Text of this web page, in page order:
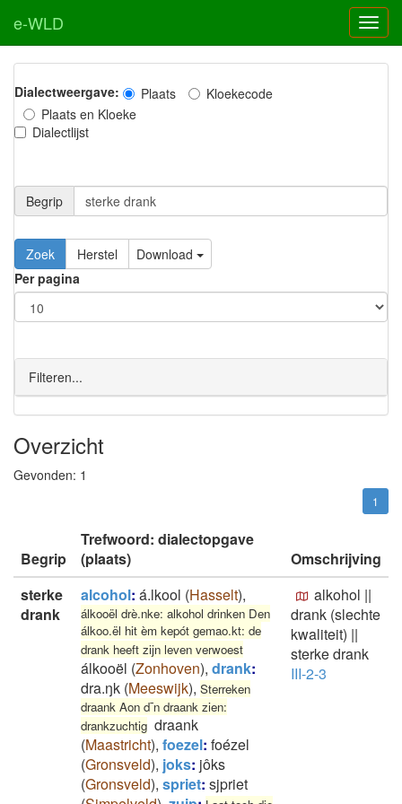
e-WLD
Dialectweergave: Plaats
Kloekecode
Plaats en Kloeke
Dialectlijst
Begrip
Zoek Herstel
Download
Per pagina
Filteren...
Overzicht
Gevonden: 1
1
Begrip
Trefwoord: dialectopgave
(plaats)
Omschrijving
sterke
drank
alcohol: á.lkool (Hasselt),
álkooël drè.nke: alkohol drinken Den
álkoo.ël hit èm kepót gemao.kt: de
drank heeft zijn leven verwoest
álkooël (Zonhoven), drank:
dra.ŋk (Meeswijk), Sterreken
draank Aon d¯n draank zien:
drankzuchtig draank
(Maastricht), foezel: foézel
(Gronsveld), joks: jôks
(Gronsveld), spriet: sjpriet
alkohol ||
drank (slechte
kwaliteit) ||
sterke drank
III-2-3